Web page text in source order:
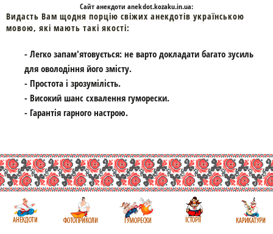
Cайтанекдоти anekdot.kozaku.in.ua:
Видасть Вам щодня порцію свіжих анекдотів українською
мовою, які мають такі якості:
- Легко запам'ятовується: не варто докладати багато зусиль
для оволодіння його змісту.
- Простота і зрозумілість.
- Високий шанс схвалення гуморески.
- Гарантія гарного настрою.